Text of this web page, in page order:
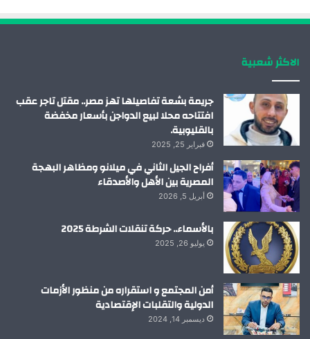
الاكثر شعبية
جريمة بشعة تفاصيلها تهز مصر.. مقتل تاجر عقب
افتتاحه محلا لبيع الدواجن بأسعار مخفضة
بالقليوبية.
فبراير 25, 2025
أفراح الجيل الثاني في ميلانو ومظاهر البهجة
المصرية بين الأهل والأصدقاء
أبريل 5, 2026
بالأسماء.. حركة تنقلات الشرطة 2025
يوليو 26, 2025
أمن المجتمع و استقراره من منظور الأزمات
الدولية والتقلبات الإقتصادية
ديسمبر 14, 2024